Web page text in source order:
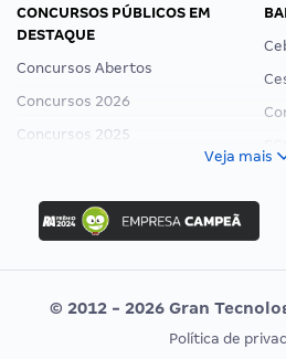
CONCURSOS PÚBLICOS EM
DESTAQUE
Concursos Abertos
Concursos 2026
Concursos 2025
Concurso Ibama
Concurso MPU
Editais publicados
CONCURSOS POR PROFISSÃO
Veja mais
© 2012 - 2026 Gran
Política de